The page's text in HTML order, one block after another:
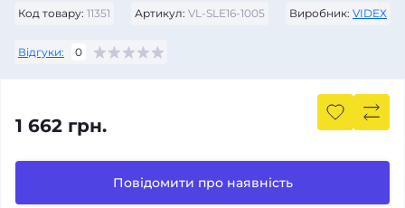
Код товару: 11351 Артикул: VL-SLE16-1005 Виробник: VIDEX
Відгуки: 0
1 662 грн.
Повідомити про наявність